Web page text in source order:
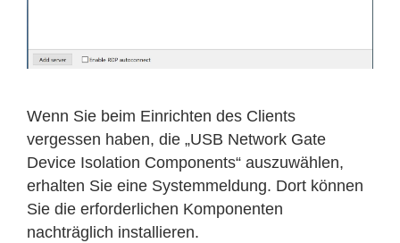
Wenn Sie beim Einrichten des Clients
vergessen haben, die „USB Network Gate
Device Isolation Components“ auszuwählen,
erhalten Sie eine Systemmeldung. Dort können
Sie die erforderlichen Komponenten
nachträglich installieren.